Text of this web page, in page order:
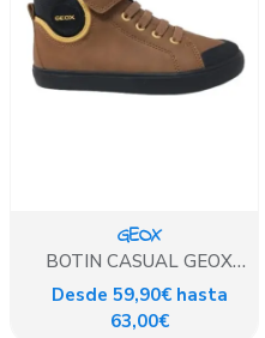
GEOX
BOTIN CASUAL GEOX
MARRON
Desde 59,90€ hasta
63,00€